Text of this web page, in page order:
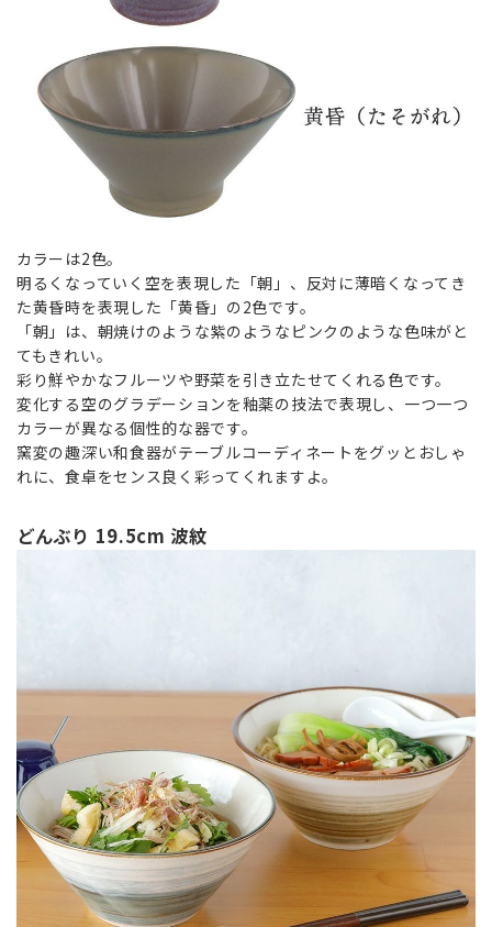
カラーは2色。
明るくなっていく空を表現した「朝」、反対に薄暗くなってき
た黄昏時を表現した「黄昏」の2色です。
「朝」は、朝焼けのような紫のようなピンクのような色味がと
てもきれい。
彩り鮮やかなフルーツや野菜を引き立たせてくれる色です。
変化する空のグラデーションを釉薬の技法で表現し、一つ一つ
カラーが異なる個性的な器です。
窯変の趣深い和食器がテーブルコーディネートをグッとおしゃ
れに、食卓をセンス良く彩ってくれますよ。
どんぶり 19.5cm 波紋